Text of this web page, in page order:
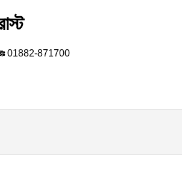
01882-871700